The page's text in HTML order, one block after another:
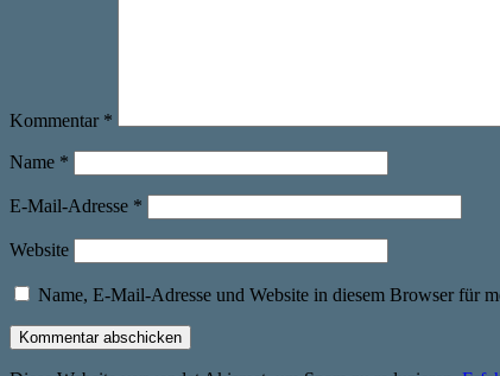
Kommentar *
Name *
E-Mail-Adresse *
Website
Name, E-Mail-Adresse und Website in diesem Browser für